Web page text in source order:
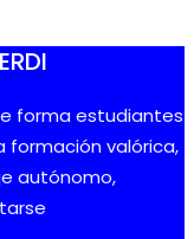
forma estudiantes
valórica,
autónomo,